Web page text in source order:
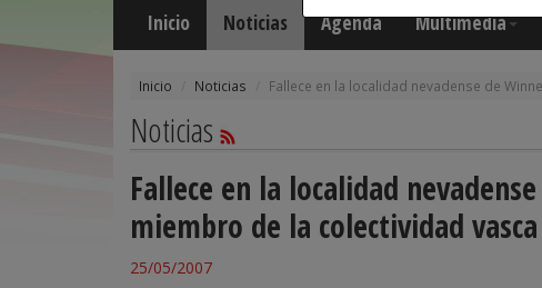
Inicio Noticias Agenda Multimedia
Inicio Noticias Fallece en la localidad nevadense de
Noticias
Fallece en la localidad
miembro de la colectividad vasca
25/05/2007